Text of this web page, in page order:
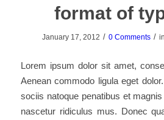
format of
January 17, 2012 / 0 Comments / in
Lorem ipsum dolor sit amet,
Aenean commodo ligula eget
sociis natoque penatibus et
nascetur ridiculus mus. Donec